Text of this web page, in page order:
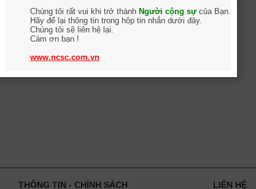
THÔNG TIN - CHÍNH SÁCH LIÊN HỆ
Chúng tôi rất vui khi trở thành Người cộng sựcủa Bạn.
Hãy để lại thông tin trong hộp tin nhắn dưới đây.
Chúng tôi sẽ liên hệ lại.
Cám ơn bạn !
www.ncsc.com.vn